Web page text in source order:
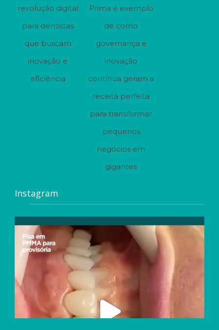
revolução digital
para dentistas
que buscam
inovação e
eficiência
Prima é exemplo
de como
governança e
inovação
contínua geram a
receita perfeita
para transformar
pequenos
negócios em
gigantes
Instagram